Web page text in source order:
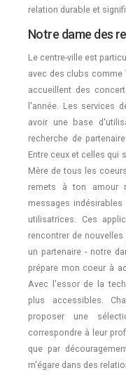
relation durable et
Notre dame des
Le centre-ville est
avec des clubs comme
accueillent des
l'année. Les services
avoir une base
recherche de
Entre ceux et celles qui
Mère de tous les
remets à ton amour
messages
utilisatrices. Ces
rencontrer de
un partenaire - notre
prépare mon coeur à
Avec l'essor de la
plus accessibles.
proposer une
correspondre à leur
que par
m'égare dans des